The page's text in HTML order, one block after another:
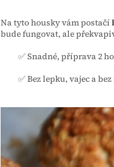
Na tyto housky vám postačí
bude fungovat, ale
✅ Snadné, příprava 2
✅ Bez lepku, vajec a